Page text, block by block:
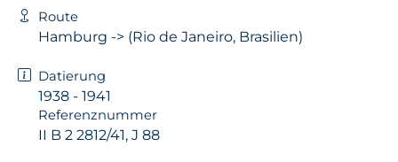
Route
Hamburg -> (Rio de Janeiro, Brasilien)
Datierung
1938 - 1941
Referenznummer
II B 2 2812/41, J 88